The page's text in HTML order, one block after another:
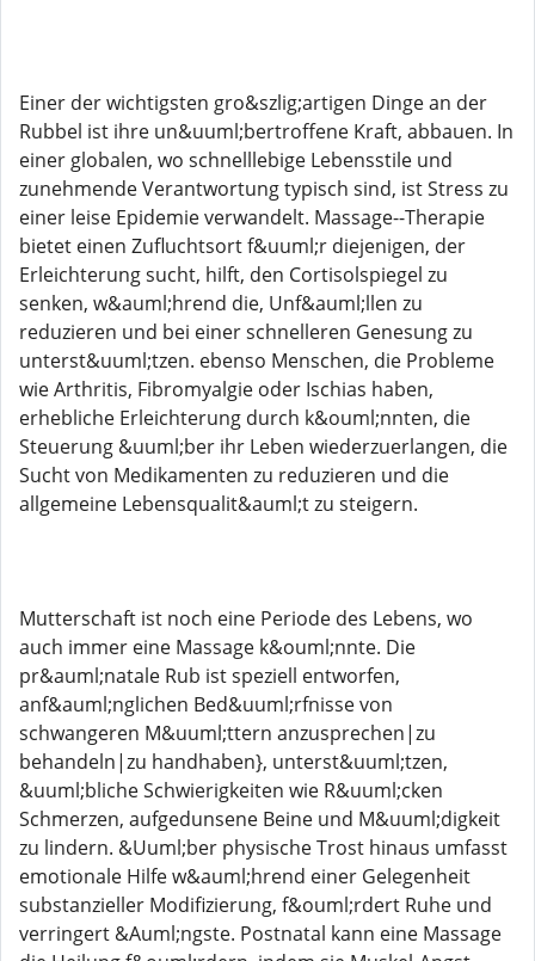
Einer der wichtigsten gro&szlig;artigen Dinge an der
Rubbel ist ihre un&uuml;bertroffene Kraft, abbauen. In
einer globalen, wo schnelllebige Lebensstile und
zunehmende Verantwortung typisch sind, ist Stress zu
einer leise Epidemie verwandelt. Massage--Therapie
bietet einen Zufluchtsort f&uuml;r diejenigen, der
Erleichterung sucht, hilft, den Cortisolspiegel zu
senken, w&auml;hrend die, Unf&auml;llen zu
reduzieren und bei einer schnelleren Genesung zu
unterst&uuml;tzen. ebenso Menschen, die Probleme
wie Arthritis, Fibromyalgie oder Ischias haben,
erhebliche Erleichterung durch k&ouml;nnten, die
Steuerung &uuml;ber ihr Leben wiederzuerlangen, die
Sucht von Medikamenten zu reduzieren und die
allgemeine Lebensqualit&auml;t zu steigern.
Mutterschaft ist noch eine Periode des Lebens, wo
auch immer eine Massage k&ouml;nnte. Die
pr&auml;natale Rub ist speziell entworfen,
anf&auml;nglichen Bed&uuml;rfnisse von
schwangeren M&uuml;ttern anzusprechen|zu
behandeln|zu handhaben}, unterst&uuml;tzen,
&uuml;bliche Schwierigkeiten wie R&uuml;cken
Schmerzen, aufgedunsene Beine und M&uuml;digkeit
zu lindern. &Uuml;ber physische Trost hinaus umfasst
emotionale Hilfe w&auml;hrend einer Gelegenheit
substanzieller Modifizierung, f&ouml;rdert Ruhe und
verringert &Auml;ngste. Postnatal kann eine Massage